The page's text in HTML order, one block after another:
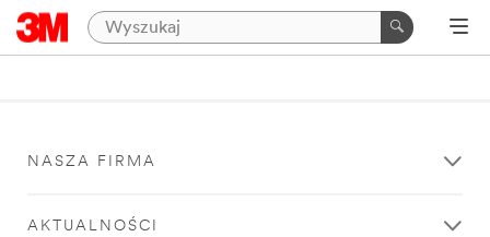
NASZA FIRMA
AKTUALNOŚCI